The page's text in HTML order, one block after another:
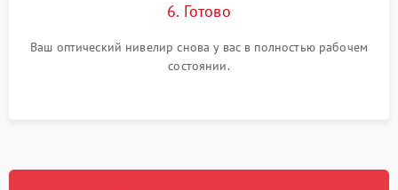
6. Готово
Ваш оптический нивелир снова у вас в полностью рабочем
состоянии.